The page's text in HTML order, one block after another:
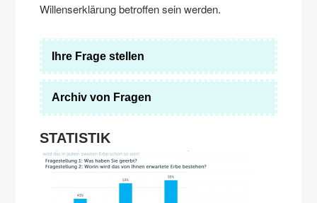
Willenserklärung betroffen sein werden.
Ihre Frage stellen
Archiv von Fragen
STATISTIK